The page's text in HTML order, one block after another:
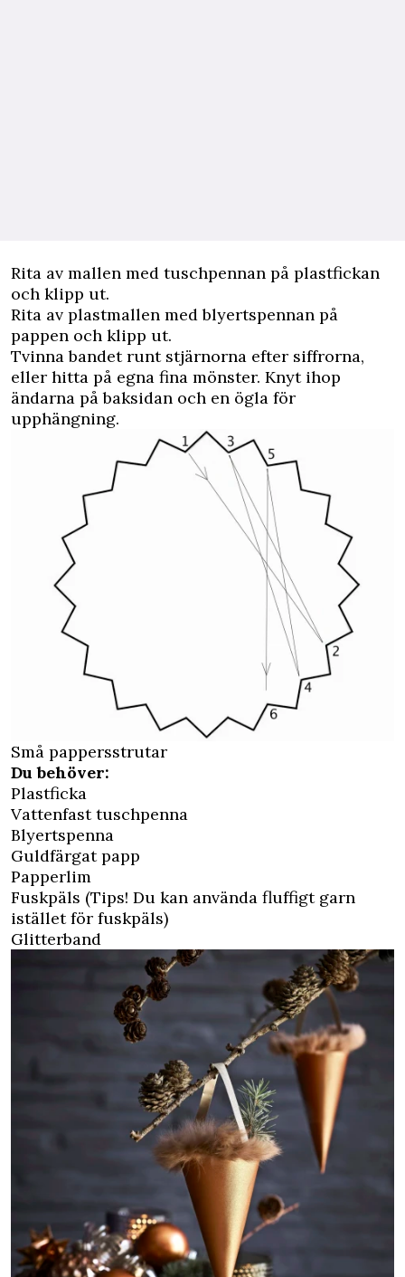
Rita av mallen med tuschpennan på plastfickan
och klipp ut.
Rita av plastmallen med blyertspennan på
pappen och klipp ut.
Tvinna bandet runt stjärnorna efter siffrorna,
eller hitta på egna fina mönster. Knyt ihop
ändarna på baksidan och en ögla för
upphängning.
Små pappersstrutar
Du behöver:
Plastficka
Vattenfast tuschpenna
Blyertspenna
Guldfärgat papp
Papperlim
Fuskpäls (Tips! Du kan använda fluffigt garn
istället för fuskpäls)
Glitterband